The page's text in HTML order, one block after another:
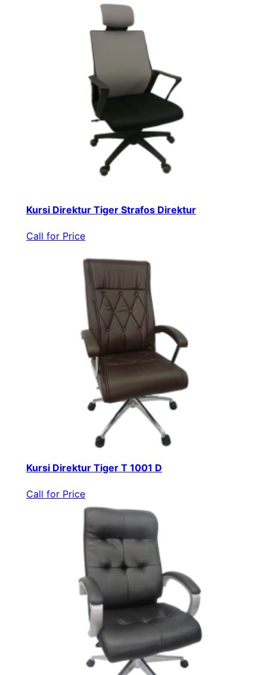
Kursi Direktur Tiger Strafos Direktur
Call for Price
Kursi Direktur Tiger T 1001 D
Call for Price